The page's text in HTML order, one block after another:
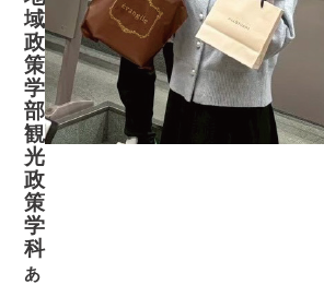
域
政
策
学
部
観
光
政
策
学
科
あ